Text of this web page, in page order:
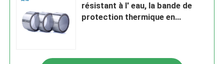
résistant à l' eau, la bande de
protection thermique en